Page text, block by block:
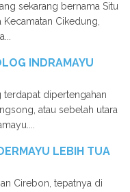
sekarang bernama Situ
Kecamatan Cikedung,
INDRAMAYU
terdapat dipertengahan
atau sebelah utara
LEBIH TUA
Cirebon, tepatnya di